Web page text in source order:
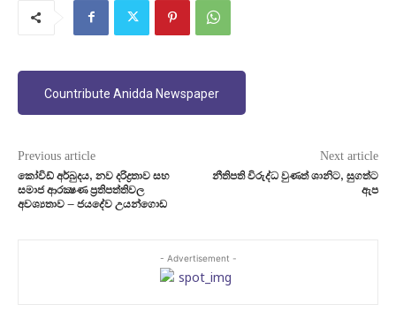
Countribute Anidda Newspaper
Previous article
කෝවිඩ් අර්බුදය, නව දරිද්‍රතාව සහ
සමාජ ආරක්‍ෂණ ප්‍රතිපත්තිවල
අවශ්‍යතාව – ජයදේව උයන්ගොඩ
Next article
නීතිපති විරුද්ධ වුණත් ශානිට, සුගත්ට
ඇප
- Advertisement -